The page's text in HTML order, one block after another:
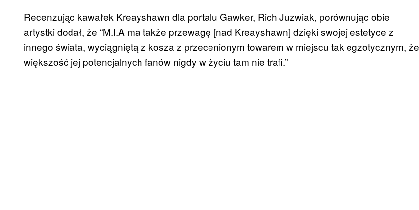
Recenzując kawałek Kreayshawn dla portalu Gawker, Rich Juzwiak, porównując obie
artystki dodał, że “M.I.A ma także przewagę [nad Kreayshawn] dzięki swojej estetyce z
innego świata, wyciągniętą z kosza z przecenionym towarem w miejscu tak egzotycznym, że
większość jej potencjalnych fanów nigdy w życiu tam nie trafi.”